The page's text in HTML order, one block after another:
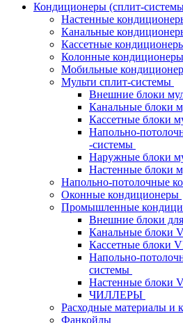
Кондиционеры (сплит-
Настенные
Канальные
Кассетные
Колонные кондиционеры
Мобильные
Мульти сплит-системы
Внешние блоки
Канальные блоки
Кассетные блоки
Напольно-
-системы
Наружные блоки
Настенные блоки
Напольно-потолочные
Оконные кондиционеры
Промышленные
Внешние блоки
Канальные блоки
Кассетные блоки
Напольно-
системы
Настенные блоки
ЧИЛЛЕРЫ
Расходные материалы и
Фанкойлы